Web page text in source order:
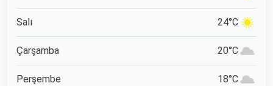
Salı 24°C
Çarşamba 20°C
Perşembe 18°C